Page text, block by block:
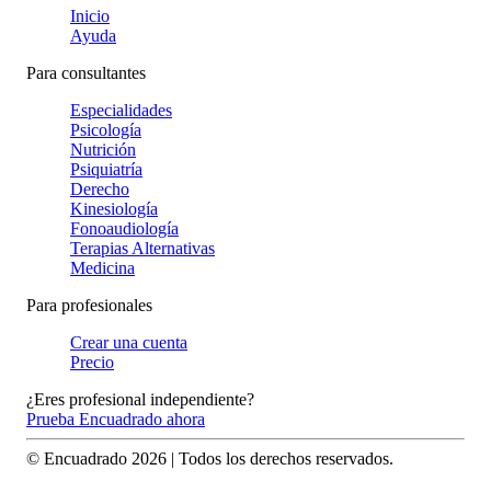
Inicio
Ayuda
Para consultantes
Especialidades
Psicología
Nutrición
Psiquiatría
Derecho
Kinesiología
Fonoaudiología
Terapias Alternativas
Medicina
Para profesionales
Crear una cuenta
Precio
¿Eres profesional independiente?
Prueba Encuadrado ahora
© Encuadrado 2026 | Todos los derechos reservados.